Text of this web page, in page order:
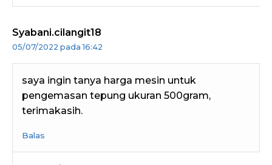
Syabani.cilangit18
05/07/2022 pada 16:42
saya ingin tanya harga mesin untuk
pengemasan tepung ukuran 500gram,
terimakasih.
Balas